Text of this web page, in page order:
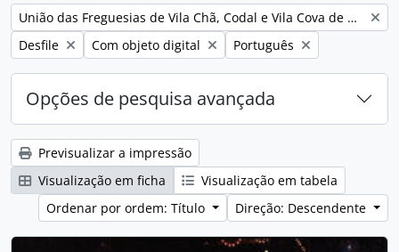
Remover filtro:
União das Freguesias de Vila Chã, Codal e Vila Cova de Perrinho
Remover filtro:
Desfile Remover filtro:
Com objeto digital Remover filtro:
Português
Opções de pesquisa avançada
Previsualizar a impressão
Visualização em ficha
Visualização em tabela
Ordenar por ordem: Título
Direção: Descendente